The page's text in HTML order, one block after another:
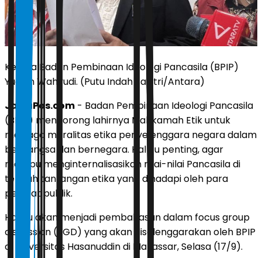
Kepala Badan Pembinaan Ideologi Pancasila (BPIP)
Yudian Wahyudi. (Putu Indah Savitri/Antara)
JawaPos.com - Badan Pembinaan Ideologi Pancasila
(BPIP) mendorong lahirnya Mahkamah Etik untuk
menjaga moralitas etika penyelenggara negara dalam
berbangsa dan bernegara. Hal itu penting, agar
mampu menginternalisasikan nilai-nilai Pancasila di
tengah tantangan etika yang dihadapi oleh para
pejabat publik.
Hal itu akan menjadi pembahasan dalam focus group
discussion (FGD) yang akan diselenggarakan oleh BPIP
di Universitas Hasanuddin di Makassar, Selasa (17/9).